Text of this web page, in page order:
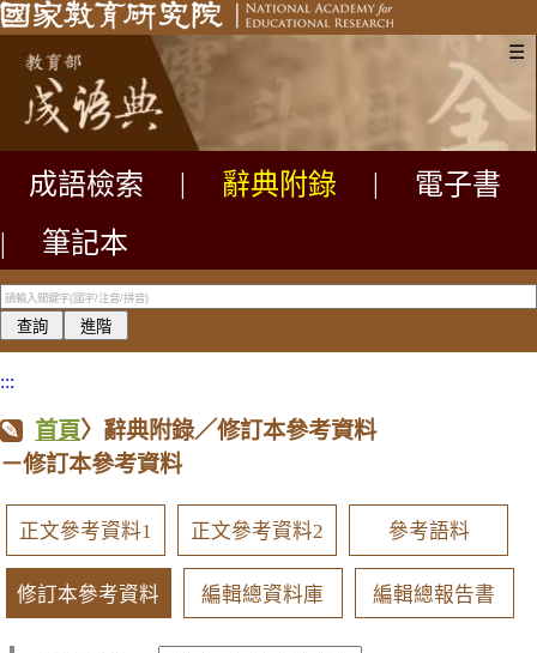
☰
成語檢索 辭典附錄
電子書
|
筆記本
:::
首頁〉辭典附錄／修訂本參考資料
－修訂本參考資料
正文參考資料1 正文參考資料2 參考語料
修訂本參考資料 編輯總資料庫 編輯總報告書